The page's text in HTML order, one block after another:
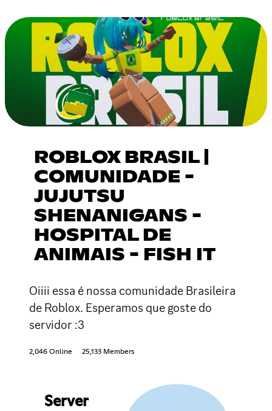
ROBLOX BRASIL |
COMUNIDADE -
JUJUTSU
SHENANIGANS -
HOSPITAL DE
ANIMAIS - FISH IT
Oiiii essa é nossa comunidade Brasileira
de Roblox. Esperamos que goste do
servidor :3
2,046 Online 25,133 Members
Server